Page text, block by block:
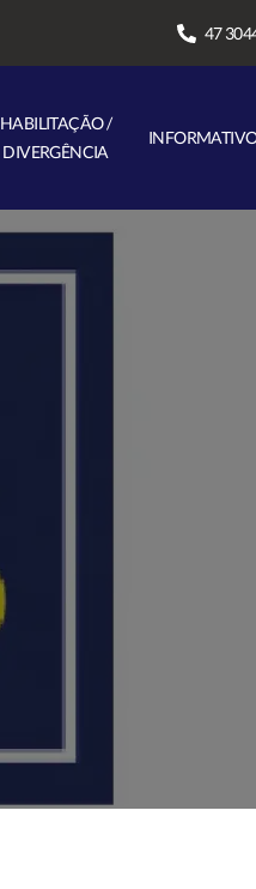
47
HABILITAÇÃO /
DIVERGÊNCIA